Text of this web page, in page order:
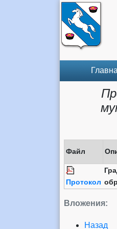
Вложения:
Файл
Протокол
Назад